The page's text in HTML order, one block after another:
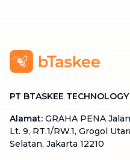
PT BTASKEE
Alamat: GRAHA PENA
Lt. 9, RT.1/RW.1, Grogol
Selatan, Jakarta 12210